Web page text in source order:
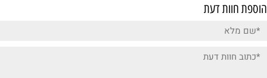
הוספת חוות דעת